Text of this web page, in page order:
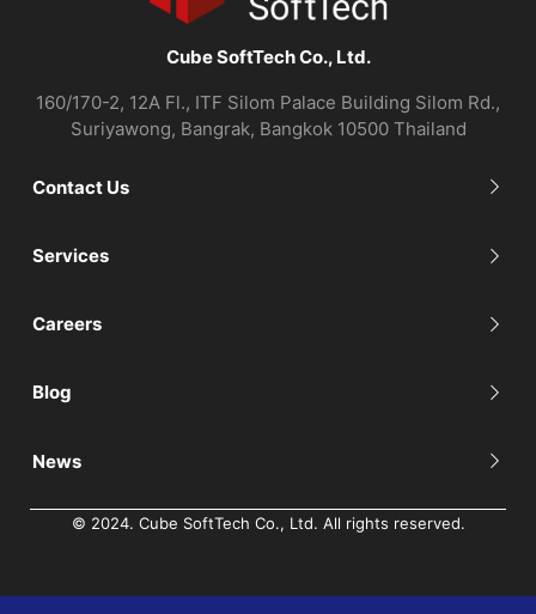
Cube SoftTech Co., Ltd.
160/170-2, 12A Fl., ITF Silom Palace Building Silom Rd.,
Suriyawong, Bangrak, Bangkok 10500 Thailand
Contact Us
Services
Careers
Blog
News
© 2024. Cube SoftTech Co., Ltd. All rights reserved.